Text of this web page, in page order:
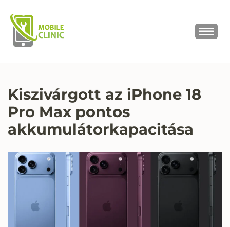
Kiszivárgott az iPhone 18
Pro Max pontos
akkumulátorkapacitása